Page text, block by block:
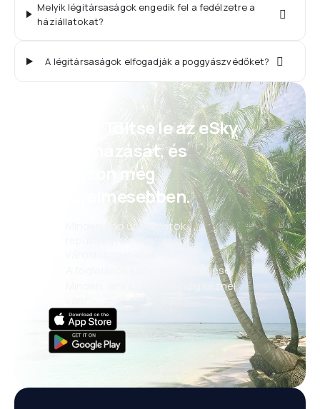
Melyik légitársaságok engedik fel a fedélzetre a
háziállatokat?
A légitársaságok elfogadják a poggyászvédőket?
Psszt! Töltse le az eSky
alkalmazását, és
utazzon még
kényelmesebben.
Minden nap új ajánlatok:
repülőjegyek, nyaralások,
A foglalások kényelmes kezelése
Minden, ami számít, mindig kéznél